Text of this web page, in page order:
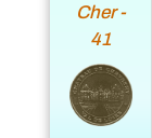
Cher -
41